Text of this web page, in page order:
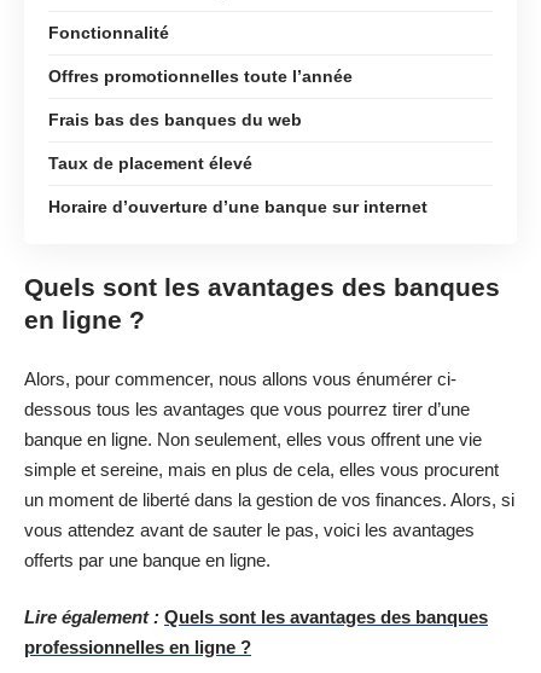
Fonctionnalité
Offres promotionnelles toute l’année
Frais bas des banques du web
Taux de placement élevé
Horaire d’ouverture d’une banque sur internet
Quels sont les avantages des banques
en ligne ?
Alors, pour commencer, nous allons vous énumérer ci-
dessous tous les avantages que vous pourrez tirer d’une
banque en ligne. Non seulement, elles vous offrent une vie
simple et sereine, mais en plus de cela, elles vous procurent
un moment de liberté dans la gestion de vos finances. Alors, si
vous attendez avant de sauter le pas, voici les avantages
offerts par une banque en ligne.
Lire également : Quels sont les avantages des banques
professionnelles en ligne ?